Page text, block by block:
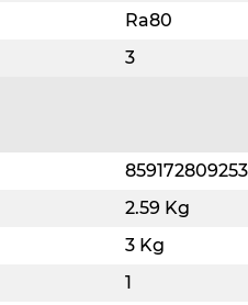
Ra80
3
2.59 Kg
3 Kg
1